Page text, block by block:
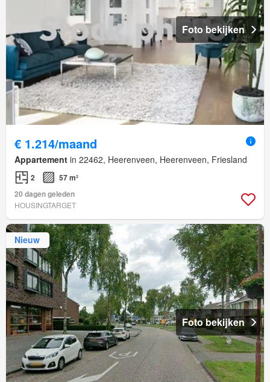
Foto bekijken
€ 1.214/maand
Appartement in 22462, Heerenveen, Heerenveen, Friesland
2
57 m²
20 dagen geleden
HOUSINGTARGET
Nieuw
Foto bekijken